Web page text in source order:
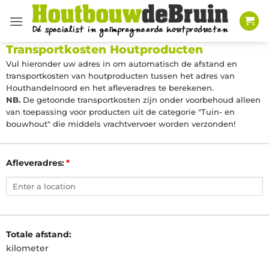
naar
Transportkosten Houtproducten
Vul hieronder uw adres in om automatisch de afstand en
transportkosten van houtproducten tussen het adres van
Houthandelnoord en het afleveradres te berekenen.
NB. De getoonde transportkosten zijn onder voorbehoud alleen
van toepassing voor producten uit de categorie "Tuin- en
bouwhout" die middels vrachtvervoer worden verzonden!
Afleveradres:
Totale afstand:
kilometer